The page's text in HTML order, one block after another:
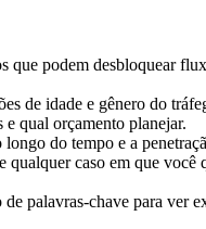
que podem desbloquear
de idade e gênero do
qual orçamento planejar.
do tempo e a
caso em que você
palavras-chave para ver